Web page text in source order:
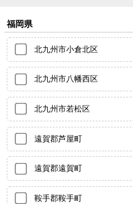
福岡県
北九州市小倉北区
北九州市八幡西区
北九州市若松区
遠賀郡芦屋町
遠賀郡遠賀町
鞍手郡鞍手町